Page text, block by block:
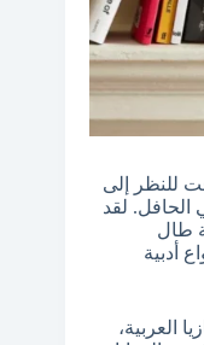
الوقت للنظر إلى
الحافل. لقد
طال
أدبية
العربية،